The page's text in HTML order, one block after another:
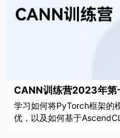
CANN训练营2023年第
学习如何将PyTorch框架的
优，以及如何基于